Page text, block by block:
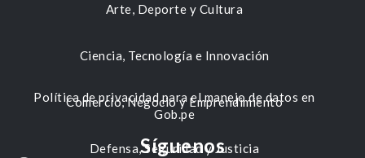
Arte, Deporte y Cultura
Ciencia, Tecnología e Innovación
Comercio, Negocio y Emprendimiento
Defensa, Seguridad y Justicia
Política de privacidad para el manejo de datos en
Gob.pe
Síguenos